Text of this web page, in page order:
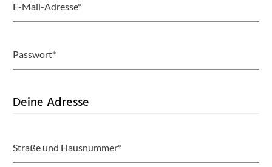
E-Mail-Adresse*
Passwort*
Deine Adresse
Straße und Hausnummer*